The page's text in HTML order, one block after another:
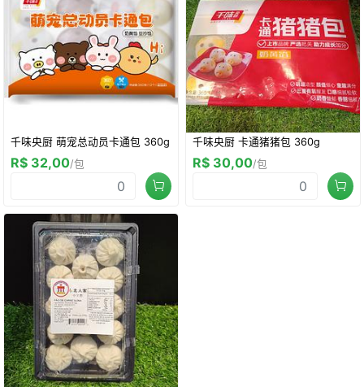
千味央厨 萌宠总动员卡通包 360g
R$ 32,00/包
千味央厨 卡通猪猪包 360g
R$ 30,00/包